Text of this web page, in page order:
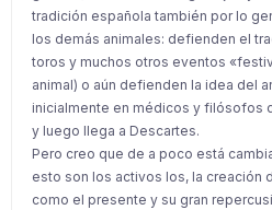
tradición española también por lo
los demás animales: defienden el
toros y muchos otros eventos
animal) o aún defienden la idea del
inicialmente en médicos y filósofos
y luego llega a Descartes.
Pero creo que de a poco está
esto son los activos los, la creación
como el presente y su gran